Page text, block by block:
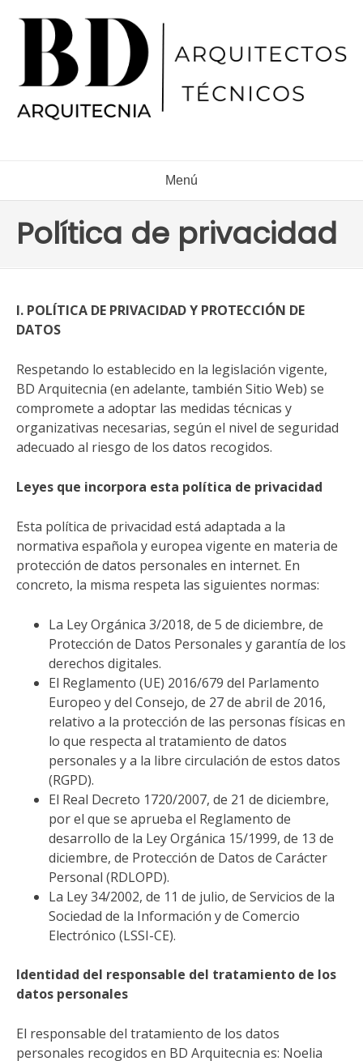
contenido
Menú
Política de privacidad
I. POLÍTICA DE PRIVACIDAD Y PROTECCIÓN DE
DATOS
Respetando lo establecido en la legislación vigente,
BD Arquitecnia (en adelante, también Sitio Web) se
compromete a adoptar las medidas técnicas y
organizativas necesarias, según el nivel de seguridad
adecuado al riesgo de los datos recogidos.
Leyes que incorpora esta política de privacidad
Esta política de privacidad está adaptada a la
normativa española y europea vigente en materia de
protección de datos personales en internet. En
concreto, la misma respeta las siguientes normas:
La Ley Orgánica 3/2018, de 5 de diciembre, de
Protección de Datos Personales y garantía de los
derechos digitales.
El Reglamento (UE) 2016/679 del Parlamento
Europeo y del Consejo, de 27 de abril de 2016,
relativo a la protección de las personas físicas en
lo que respecta al tratamiento de datos
personales y a la libre circulación de estos datos
(RGPD).
El Real Decreto 1720/2007, de 21 de diciembre,
por el que se aprueba el Reglamento de
desarrollo de la Ley Orgánica 15/1999, de 13 de
diciembre, de Protección de Datos de Carácter
Personal (RDLOPD).
La Ley 34/2002, de 11 de julio, de Servicios de la
Sociedad de la Información y de Comercio
Electrónico (LSSI-CE).
Identidad del responsable del tratamiento de los
datos personales
El responsable del tratamiento de los datos
personales recogidos en BD Arquitecnia es: Noelia